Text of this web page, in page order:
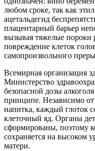
любом сроке, так как
ацетальдегид
плацентарный барьер
вызывая тяжелые пороки
повреждение клеток
самопроизвольного
Всемирная организация
Министерство
безопасной дозы
принципе. Независимо
напитка, каждый глоток
клеточный яд. Органы
сформированы, поэтому
сохраняется на высоком
матери.